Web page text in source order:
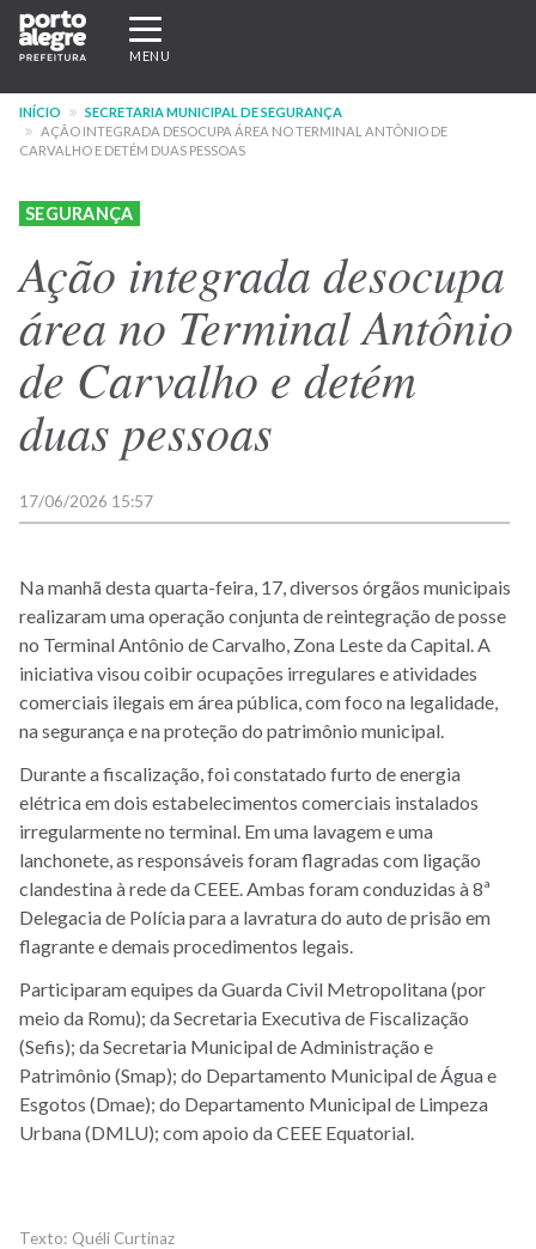
Pular
para
conteúdo
principal
Expandir/recolher
navegação
MENU
INÍCIO
SECRETARIA MUNICIPAL DE SEGURANÇA
AÇÃO INTEGRADA DESOCUPA ÁREA NO TERMINAL ANTÔNIO DE
CARVALHO E DETÉM DUAS PESSOAS
SEGURANÇA
Ação integrada desocupa
área no Terminal Antônio
de Carvalho e detém
duas pessoas
17/06/2026 15:57
Na manhã desta quarta-feira, 17, diversos órgãos municipais
realizaram uma operação conjunta de reintegração de posse
no Terminal Antônio de Carvalho, Zona Leste da Capital. A
iniciativa visou coibir ocupações irregulares e atividades
comerciais ilegais em área pública, com foco na legalidade,
na segurança e na proteção do patrimônio municipal.
Durante a fiscalização, foi constatado furto de energia
elétrica em dois estabelecimentos comerciais instalados
irregularmente no terminal. Em uma lavagem e uma
lanchonete, as responsáveis foram flagradas com ligação
clandestina à rede da CEEE. Ambas foram conduzidas à 8ª
Delegacia de Polícia para a lavratura do auto de prisão em
flagrante e demais procedimentos legais.
Participaram equipes da Guarda Civil Metropolitana (por
meio da Romu); da Secretaria Executiva de Fiscalização
(Sefis); da Secretaria Municipal de Administração e
Patrimônio (Smap); do Departamento Municipal de Água e
Esgotos (Dmae); do Departamento Municipal de Limpeza
Urbana (DMLU); com apoio da CEEE Equatorial.
Quéli Curtinaz